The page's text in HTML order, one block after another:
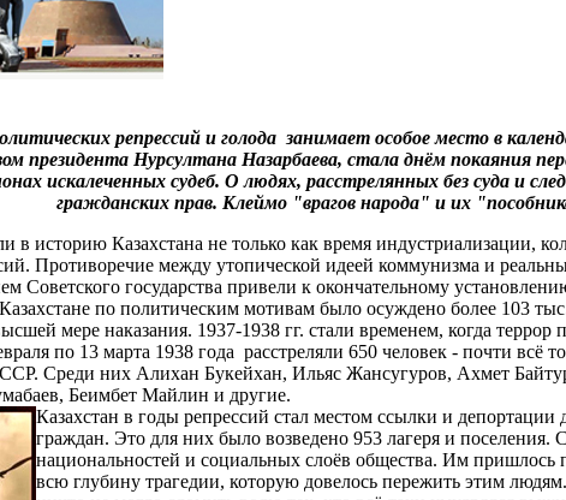
репрессий и голода занимает особое место в
президента Нурсултана Назарбаева, стала днём покаяния
искалеченных судеб. О людях, расстрелянных без суда и
гражданских прав. Клеймо "врагов народа" и их
в историю Казахстана не только как время индустриализации,
Противоречие между утопической идеей коммунизма и
Советского государства привели к окончательному
по политическим мотивам было осуждено более 103
мере наказания. 1937-1938 гг. стали временем, когда террор
по 13 марта 1938 года расстреляли 650 человек - почти всё
ССР. Среди них Алихан Букейхан, Ильяс Жансугуров, Ахмет
Беимбет Майлин и другие.
Казахстан в годы репрессий стал местом ссылки и депортации
граждан. Это для них было возведено 953 лагеря и поселения.
национальностей и социальных слоёв общества. Им пришлось
всю глубину трагедии, которую довелось пережить этим